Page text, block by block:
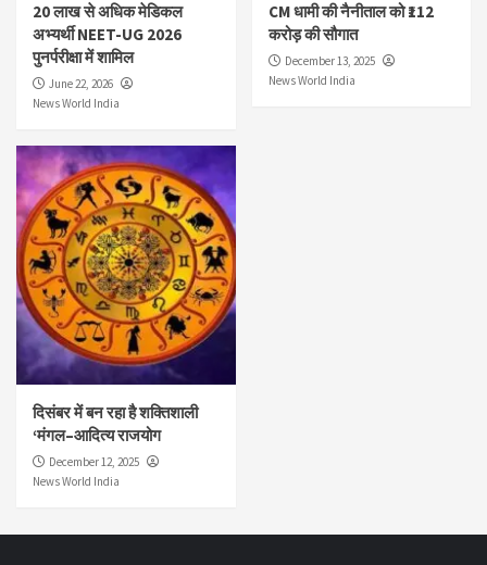
20 लाख से अधिक मेडिकल
अभ्यर्थी NEET-UG 2026
पुनर्परीक्षा में शामिल
June 22, 2026
News World India
CM धामी की नैनीताल को ₹112
करोड़ की सौगात
December 13, 2025
News World India
दिसंबर में बन रहा है शक्तिशाली
‘मंगल–आदित्य राजयोग
December 12, 2025
News World India